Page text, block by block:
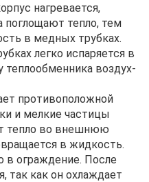
нагревается,
поглощают тепло, тем
в медных трубках.
легко испаряется в
теплообменника воздух-
противоположной
и мелкие частицы
тепло во внешнюю
в жидкость.
в ограждение. После
так как он охлаждает